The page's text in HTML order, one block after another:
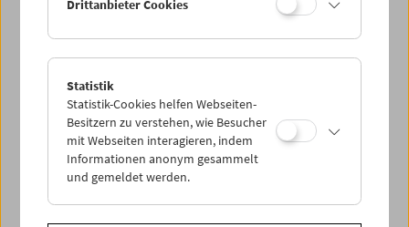
< zurück zur Übersicht
Share on
Drittanbieter Cookies
Statistik
Statistik-Cookies helfen Webseiten-
Besitzern zu verstehen, wie Besucher
mit Webseiten interagieren, indem
Informationen anonym gesammelt
und gemeldet werden.